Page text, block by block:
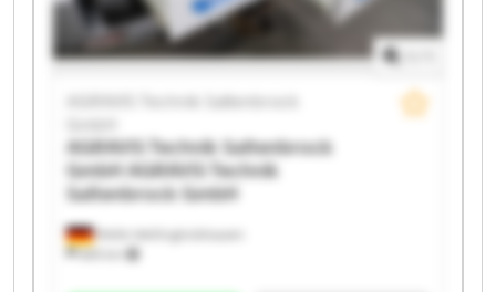
Saltenbrock GmbH AGRAVIS Technik Saltenbrock
Melle-Wellingholzhausen
685 km
AGRAVIS Technik Saltenbrock
AGRAVIS Technik Saltenbrock
GmbHAGRAVIS Technik
Saltenbrock GmbH